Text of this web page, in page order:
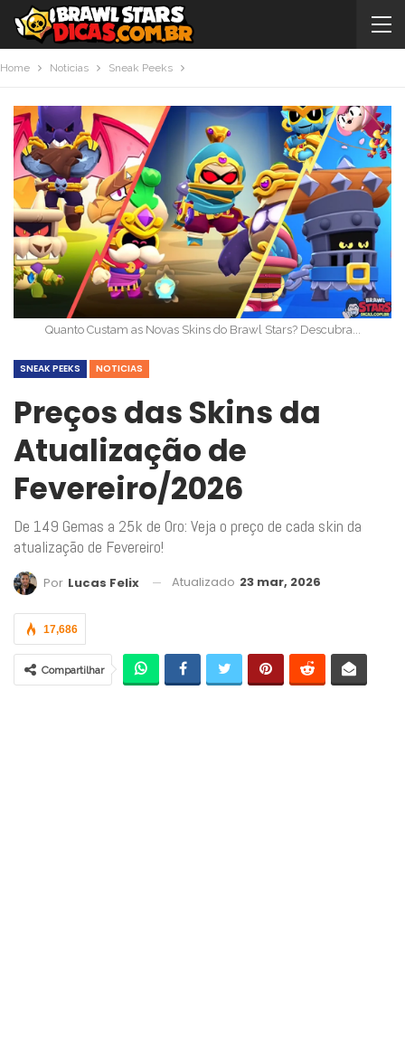
Home Noticias Sneak Peeks
Quanto Custam as Novas Skins do Brawl Stars? Descubra...
SNEAK PEEKS NOTICIAS
Preços das Skins da
Atualização de
Fevereiro/2026
De 149 Gemas a 25k de Oro: Veja o preço de cada skin da
atualização de Fevereiro!
Por Lucas Felix Atualizado 23 mar, 2026
17,686
Compartilhar